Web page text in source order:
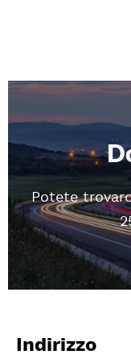
Potete
Indirizzo